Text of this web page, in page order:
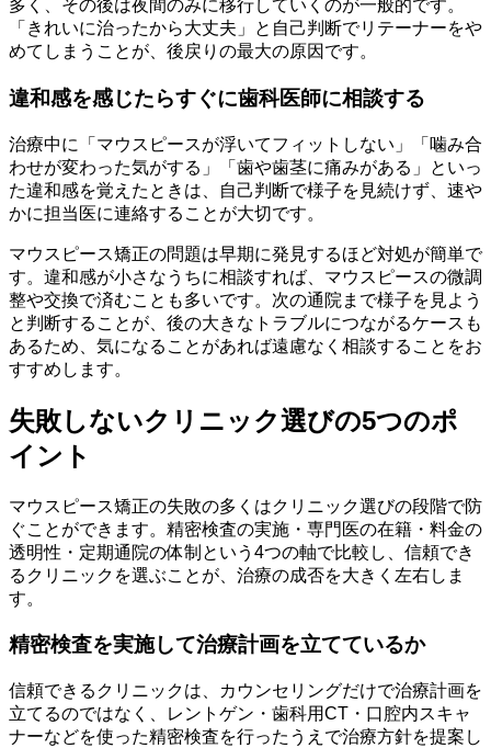
多く、その後は夜間のみに移行していくのが一般的です。
「きれいに治ったから大丈夫」と自己判断でリテーナーをや
めてしまうことが、後戻りの最大の原因です。
違和感を感じたらすぐに歯科医師に相談する
治療中に「マウスピースが浮いてフィットしない」「噛み合
わせが変わった気がする」「歯や歯茎に痛みがある」といっ
た違和感を覚えたときは、自己判断で様子を見続けず、速や
かに担当医に連絡することが大切です。
マウスピース矯正の問題は早期に発見するほど対処が簡単で
す。違和感が小さなうちに相談すれば、マウスピースの微調
整や交換で済むことも多いです。次の通院まで様子を見よう
と判断することが、後の大きなトラブルにつながるケースも
あるため、気になることがあれば遠慮なく相談することをお
すすめします。
失敗しないクリニック選びの5つのポ
イント
マウスピース矯正の失敗の多くはクリニック選びの段階で防
ぐことができます。精密検査の実施・専門医の在籍・料金の
透明性・定期通院の体制という4つの軸で比較し、信頼でき
るクリニックを選ぶことが、治療の成否を大きく左右しま
す。
精密検査を実施して治療計画を立てているか
信頼できるクリニックは、カウンセリングだけで治療計画を
立てるのではなく、レントゲン・歯科用CT・口腔内スキャ
ナーなどを使った精密検査を行ったうえで治療方針を提案し